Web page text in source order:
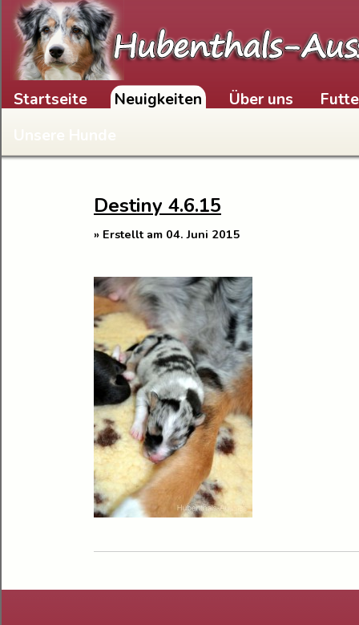
Skip to content
Startseite Neuigkeiten Über uns
Unsere Hunde
Destiny 4.6.15
» Erstellt am 04. Juni 2015